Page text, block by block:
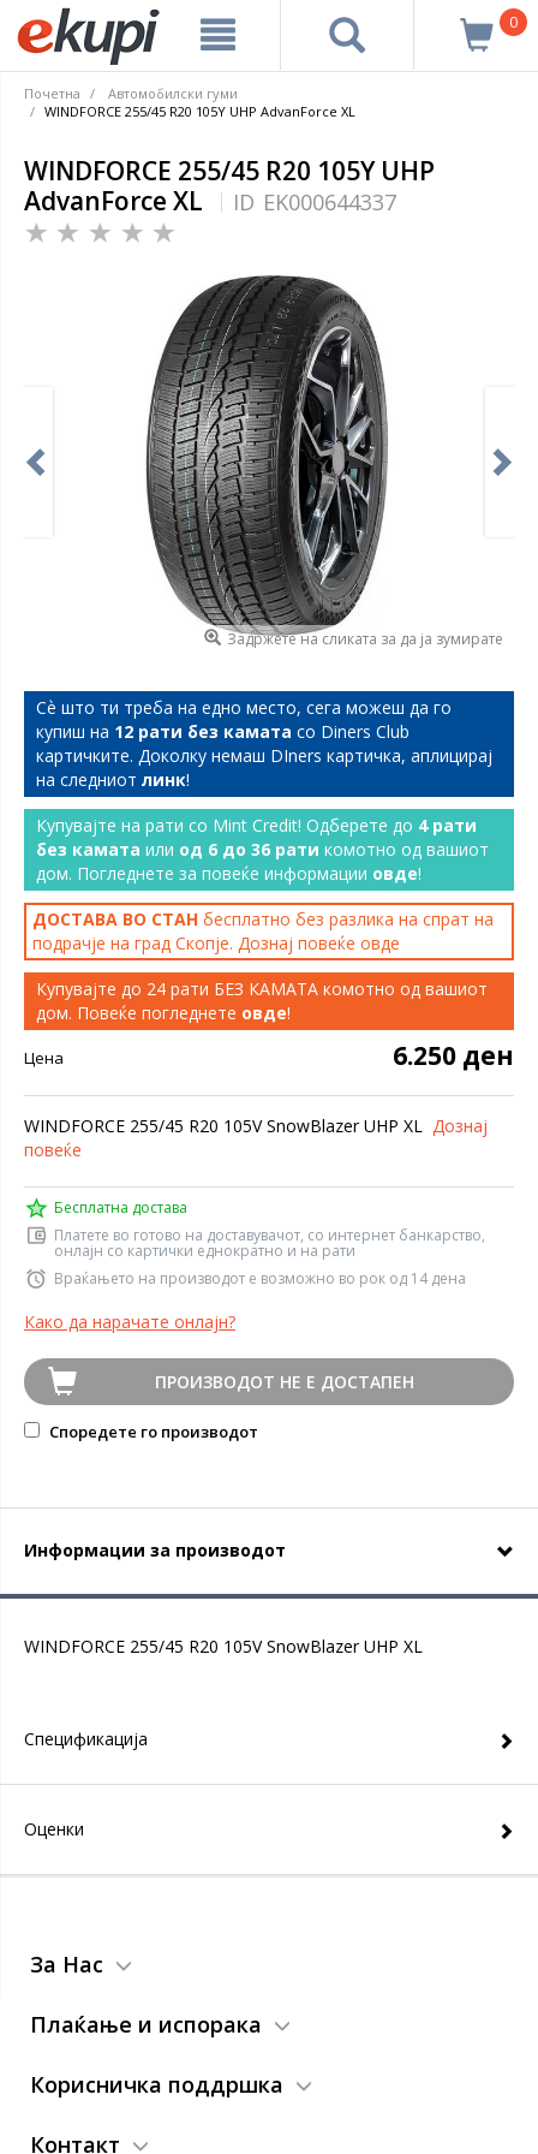
0
Почетна
Автомобилски гуми
WINDFORCE 255/45 R20 105Y UHP AdvanForce XL
WINDFORCE 255/45 R20 105Y UHP
AdvanForce XL
ID EK000644337
Задржете на сликата за да ја зумирате
Сѐ што ти треба на едно место, сега можеш да го
купиш на 12 рати без камата со Diners Club
картичките. Доколку немаш DIners картичка, аплицирај
на следниот линк!
Купувајте на рати со Mint Credit! Одберете до 4 рати
без камата или од 6 до 36 рати комотно од вашиот
дом. Погледнете за повеќе информации овде!
ДОСТАВА ВО СТАН бесплатно без разлика на спрат на
подрачје на град Скопје. Дознај повеќе овде
Купувајте до 24 рати БЕЗ КАМАТА комотно од вашиот
дом. Повеќе погледнете овде!
Цена 6.250 ден
WINDFORCE 255/45 R20 105V SnowBlazer UHP XL Дознај
повеќе
Бесплатна достава
Платете во готово на доставувачот, со интернет банкарство,
онлајн со картички еднократно и на рати
Враќањето на производот е возможно во рок од 14 дена
Како да нарачате онлајн?
ПРОИЗВОДОТ НЕ Е ДОСТАПЕН
Споредете го производот
Информации за производот
WINDFORCE 255/45 R20 105V SnowBlazer UHP XL
Спецификација
Оценки
За Нас
Плаќање и испорака
Корисничка поддршка
Контакт